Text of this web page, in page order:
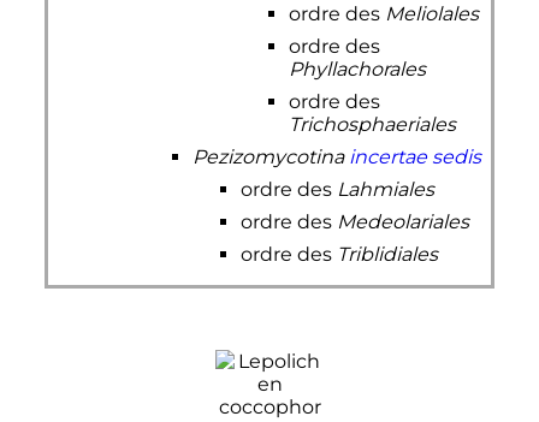
ordre des Meliolales
ordre des
Phyllachorales
ordre des
Trichosphaeriales
Pezizomycotina incertae sedis
ordre des Lahmiales
ordre des Medeolariales
ordre des Triblidiales